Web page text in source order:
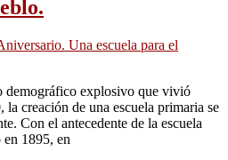
demográfico explosivo que vivió
creación de una escuela primaria se
Con el antecedente de la escuela
1895, en